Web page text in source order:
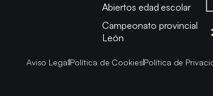
Abiertos edad escolar
Campeonato provincial
León
Aviso LegalPolítica de CookiesPolítica de